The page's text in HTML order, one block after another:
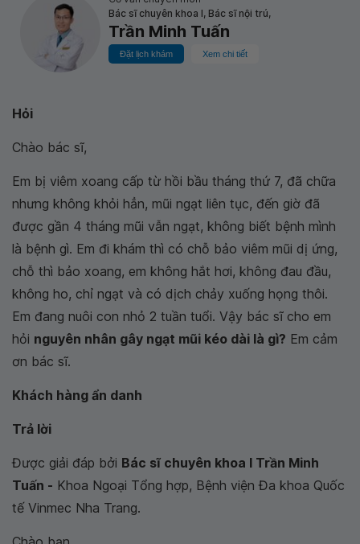
Bác sĩ chuyên khoa I, Bác sĩ nội trú,
Trần Minh Tuấn
Đặt lịch khám Xem chi tiết
Hỏi
Chào bác sĩ,
Em bị viêm xoang cấp từ hồi bầu tháng thứ 7, đã chữa
nhưng không khỏi hẳn, mũi ngạt liên tục, đến giờ đã
được gần 4 tháng mũi vẫn ngạt, không biết bệnh mình
là bệnh gì. Em đi khám thì có chỗ bảo viêm mũi dị ứng,
chỗ thì bảo xoang, em không hắt hơi, không đau đầu,
không ho, chỉ ngạt và có dịch chảy xuống họng thôi.
Em đang nuôi con nhỏ 2 tuần tuổi. Vậy bác sĩ cho em
hỏi nguyên nhân gây ngạt mũi kéo dài là gì? Em cảm
ơn bác sĩ.
Khách hàng ẩn danh
Trả lời
Được giải đáp bởi Bác sĩ chuyên khoa I Trần Minh
Tuấn - Khoa Ngoại Tổng hợp, Bệnh viện Đa khoa Quốc
tế Vinmec Nha Trang.